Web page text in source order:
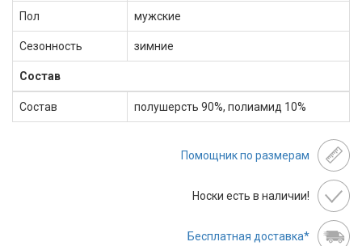
Пол мужские
Сезонность зимние
Состав
Состав полушерсть 90%, полиамид 10%
Помощник по размерам
Носки есть в наличии!
Бесплатная доставка*